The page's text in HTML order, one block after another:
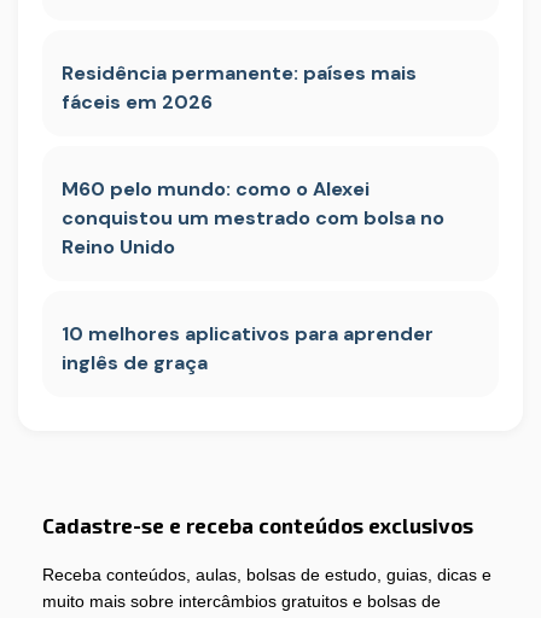
Residência permanente: países mais
fáceis em 2026
M60 pelo mundo: como o Alexei
conquistou um mestrado com bolsa no
Reino Unido
10 melhores aplicativos para aprender
inglês de graça
Cadastre-se e receba conteúdos exclusivos
Receba conteúdos, aulas, bolsas de estudo, guias, dicas e
muito mais sobre intercâmbios gratuitos e bolsas de